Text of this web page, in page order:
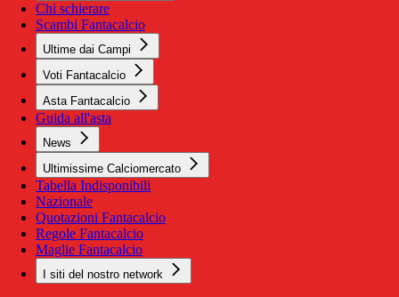
Chi schierare
Scambi Fantacalcio
Ultime dai Campi
Voti Fantacalcio
Asta Fantacalcio
Guida all'asta
News
Ultimissime Calciomercato
Tabella Indisponibili
Nazionale
Quotazioni Fantacalcio
Regole Fantacalcio
Maglie Fantacalcio
I siti del nostro network